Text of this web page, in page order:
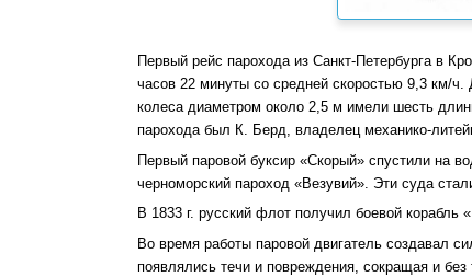
Первый рейс парохода из Санкт-Петербурга в
часов 22 минуты со средней скоростью 9,3 км/
колеса диаметром около 2,5 м имели шесть
парохода был К. Берд, владелец механико-
Первый паровой буксир «Скорый» спустили на
черноморский пароход «Везувий». Эти суда
В 1833 г. русский флот получил боевой корабль
Во время работы паровой двигатель создавал
появлялись течи и повреждения, сокращая и